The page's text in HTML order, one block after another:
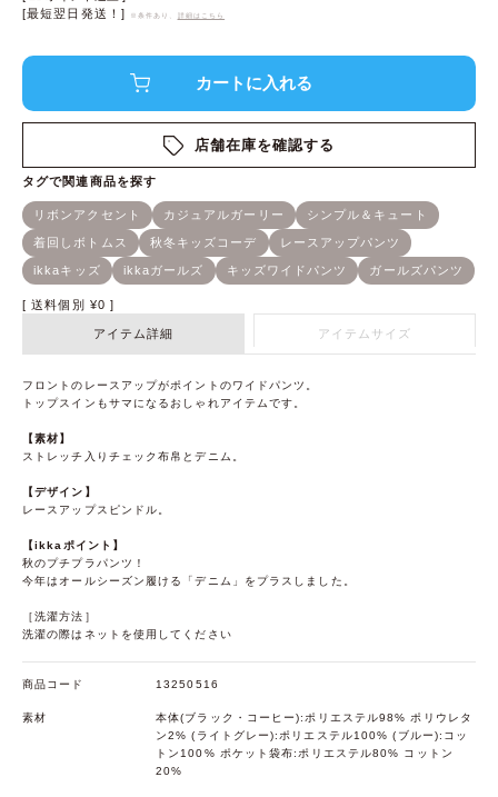
[最短翌日発送！]
※条件あり、 詳細はこちら
店舗在庫を確認する
送料個別 ¥0
アイテム詳細 アイテムサイズ
フロントのレースアップがポイントのワイドパンツ。
トップスインもサマになるおしゃれアイテムです。
【素材】
ストレッチ入りチェック布帛とデニム。
【デザイン】
レースアップスピンドル。
【ikkaポイント】
秋のプチプラパンツ！
今年はオールシーズン履ける「デニム」をプラスしました。
［洗濯方法］
洗濯の際はネットを使用してください
商品コード 13250516
素材
本体(ブラック・コーヒー):ポリエステル98% ポリウレタ
ン2% (ライトグレー):ポリエステル100% (ブルー):コッ
トン100% ポケット袋布:ポリエステル80% コットン
20%